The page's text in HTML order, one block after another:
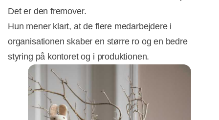
Det er den fremover.
Hun mener klart, at de flere medarbejdere i
organisationen skaber en større ro og en bedre
styring på kontoret og i produktionen.